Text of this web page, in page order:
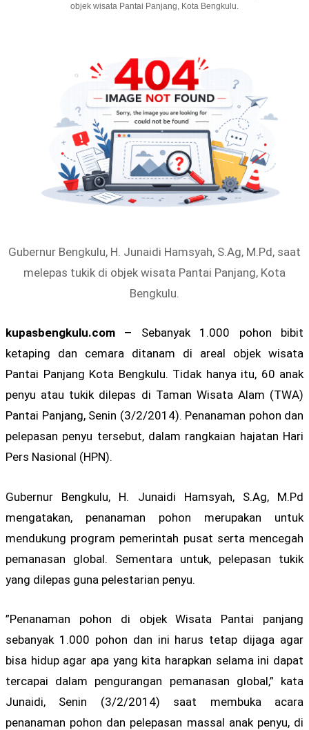
objek wisata Pantai Panjang, Kota Bengkulu.
Gubernur Bengkulu, H. Junaidi Hamsyah, S.Ag, M.Pd, saat
melepas tukik di objek wisata Pantai Panjang, Kota
Bengkulu.
kupasbengkulu.com – Sebanyak 1.000 pohon bibit
ketaping dan cemara ditanam di areal objek wisata
Pantai Panjang Kota Bengkulu. Tidak hanya itu, 60 anak
penyu atau tukik dilepas di Taman Wisata Alam (TWA)
Pantai Panjang, Senin (3/2/2014). Penanaman pohon dan
pelepasan penyu tersebut, dalam rangkaian hajatan Hari
Pers Nasional (HPN).
Gubernur Bengkulu, H. Junaidi Hamsyah, S.Ag, M.Pd
mengatakan, penanaman pohon merupakan untuk
mendukung program pemerintah pusat serta mencegah
pemanasan global. Sementara untuk, pelepasan tukik
yang dilepas guna pelestarian penyu.
”Penanaman pohon di objek Wisata Pantai panjang
sebanyak 1.000 pohon dan ini harus tetap dijaga agar
bisa hidup agar apa yang kita harapkan selama ini dapat
tercapai dalam pengurangan pemanasan global,” kata
Junaidi, Senin (3/2/2014) saat membuka acara
penanaman pohon dan pelepasan massal anak penyu, di